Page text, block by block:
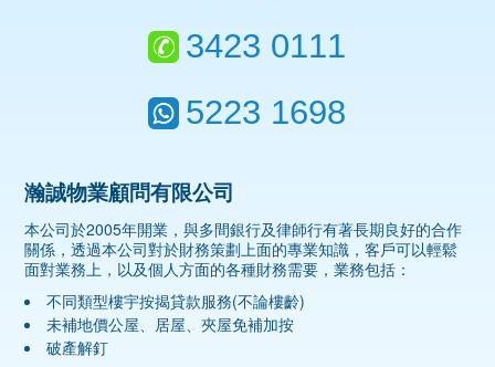
3423 0111
5223 1698
瀚誠物業顧問有限公司
本公司於2005年開業，與多間銀行及律師行有著長期良好的合作
關係，透過本公司對於財務策劃上面的專業知識，客戶可以輕鬆
面對業務上，以及個人方面的各種財務需要，業務包括：
不同類型樓宇按揭貸款服務(不論樓齡)
未補地價公屋、居屋、夾屋免補加按
破產解釘